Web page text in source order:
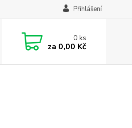
Přihlášení
0ks
za 0,00 Kč